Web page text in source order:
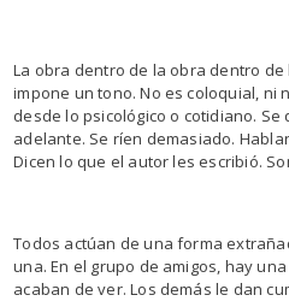
La obra dentro de la obra dentro
impone un tono. No es coloquial, ni
desde lo psicológico o cotidiano.
adelante. Se ríen demasiado.
Dicen lo que el autor les escribió.
Todos actúan de una forma
una. En el grupo de amigos, hay
acaban de ver. Los demás le dan